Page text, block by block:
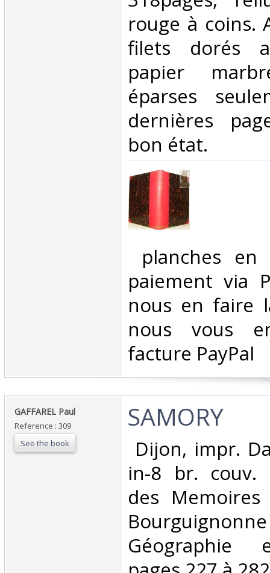
rouge à coins.
filets dorés
papier
éparses
dernières
bon état. ‎
planches
paiement via
nous en faire
nous vous
facture PayPal‎
‎GAFFAREL Paul‎
Reference : 309
See the book
‎SAMORY‎
Dijon, impr.
in-8 br. couv.
des
Géographie